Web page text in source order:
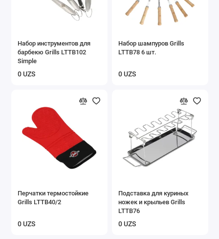
Набор инструментов для
барбекю Grills LTTB102
Simple
0 UZS
Набор шампуров Grills
LTTB78 6 шт.
0 UZS
Перчатки термостойкие
Grills LTTB40/2
0 UZS
Подставка для куриных
ножек и крыльев Grills
LTTB76
0 UZS